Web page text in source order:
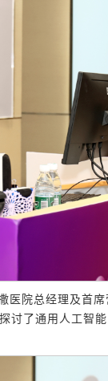
医院总经理及首
讨了通用人工智